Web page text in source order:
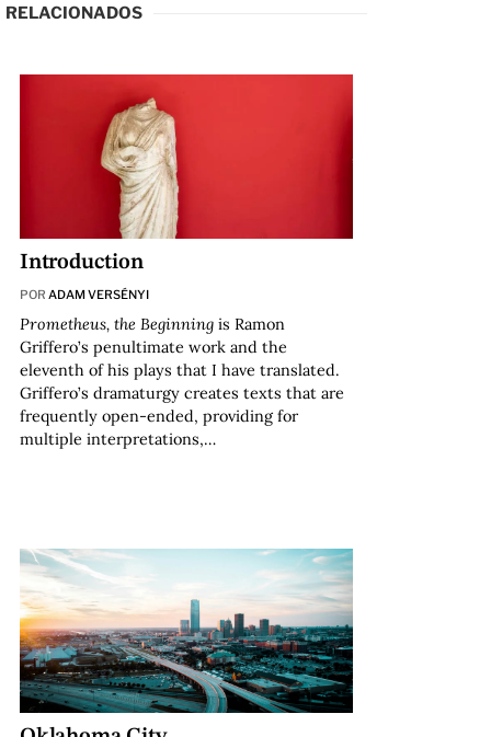
RELACIONADOS
Introduction
POR ADAM VERSÉNYI
Prometheus, the Beginningis Ramon
Griffero’s penultimate work and the
eleventh of his plays that I have translated.
Griffero’s dramaturgy creates texts that are
frequently open-ended, providing for
multiple interpretations,…